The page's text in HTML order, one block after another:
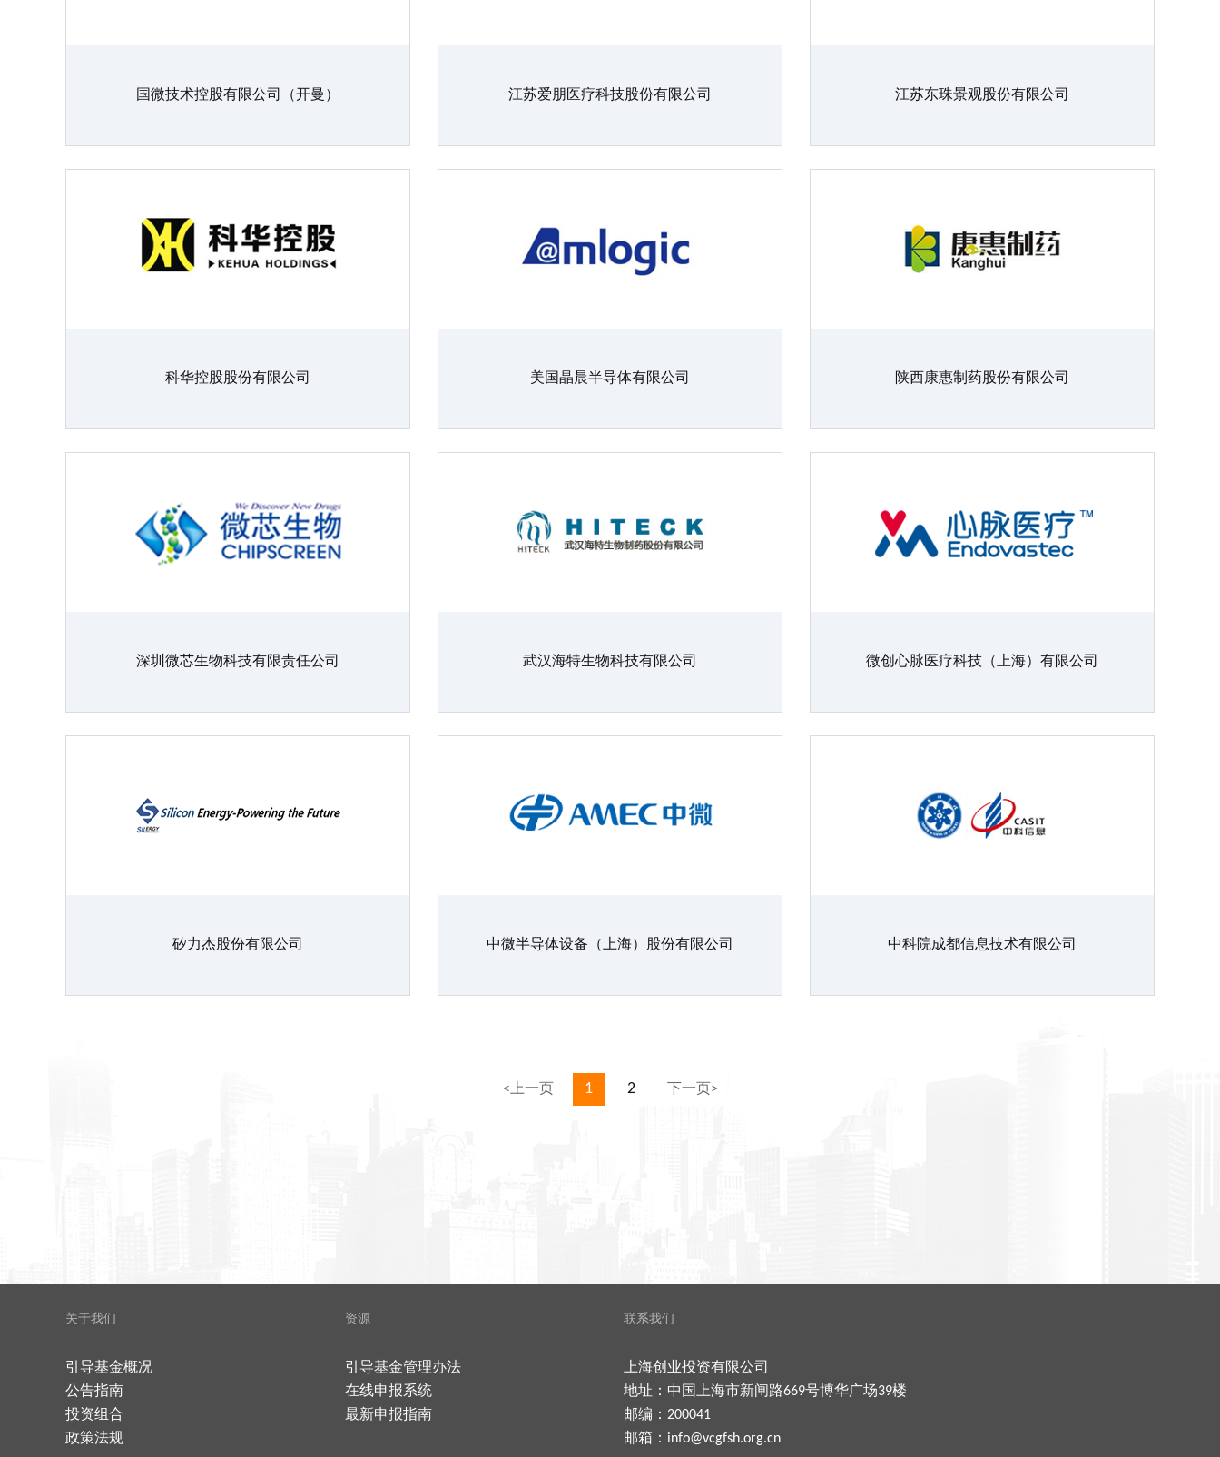
国微技术控股有限公司（开曼） 江苏爱朋医疗科技股份有限公司 江苏东珠景观股份有限公司
科华控股股份有限公司 美国晶晨半导体有限公司 陕西康惠制药股份有限公司
深圳微芯生物科技有限责任公司 武汉海特生物科技有限公司 微创心脉医疗科技（上海）有限公司
矽力杰股份有限公司 中微半导体设备（上海）股份有限公司 中科院成都信息技术有限公司
<上一页 1 2 下一页>
关于我们
引导基金概况
公告指南
投资组合
政策法规
资源
引导基金管理办法
在线申报系统
最新申报指南
联系我们
上海创业投资有限公司
地址：中国上海市新闸路669号博华广场39楼
邮编：200041
邮箱： info@vcgfsh.org.cn